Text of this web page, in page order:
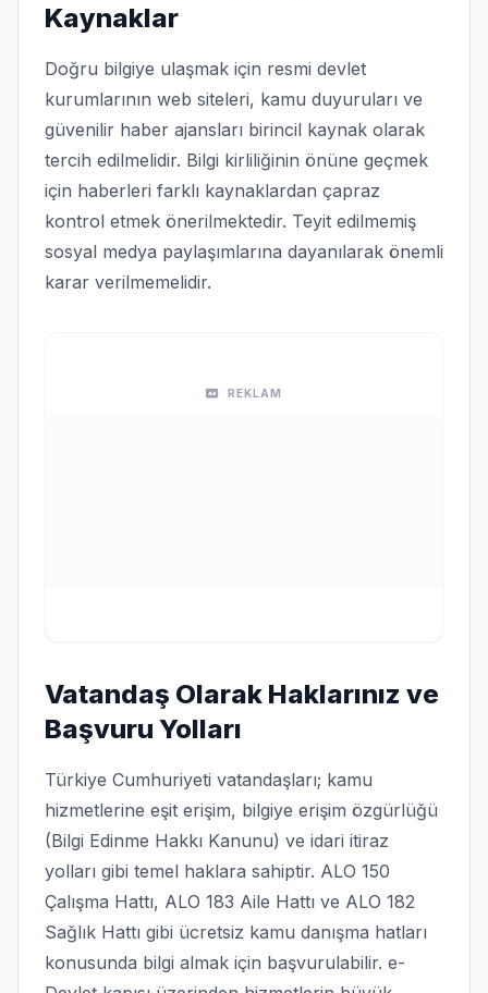
Kaynaklar
Doğru bilgiye ulaşmak için resmi devlet
kurumlarının web siteleri, kamu duyuruları ve
güvenilir haber ajansları birincil kaynak olarak
tercih edilmelidir. Bilgi kirliliğinin önüne geçmek
için haberleri farklı kaynaklardan çapraz
kontrol etmek önerilmektedir. Teyit edilmemiş
sosyal medya paylaşımlarına dayanılarak önemli
karar verilmemelidir.
REKLAM
Vatandaş Olarak Haklarınız ve
Başvuru Yolları
Türkiye Cumhuriyeti vatandaşları; kamu
hizmetlerine eşit erişim, bilgiye erişim özgürlüğü
(Bilgi Edinme Hakkı Kanunu) ve idari itiraz
yolları gibi temel haklara sahiptir. ALO 150
Çalışma Hattı, ALO 183 Aile Hattı ve ALO 182
Sağlık Hattı gibi ücretsiz kamu danışma hatları
konusunda bilgi almak için başvurulabilir. e-